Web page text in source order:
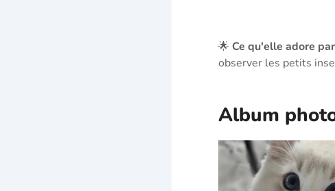
🌟 Ce qu'elle adore
observer les petits
Album